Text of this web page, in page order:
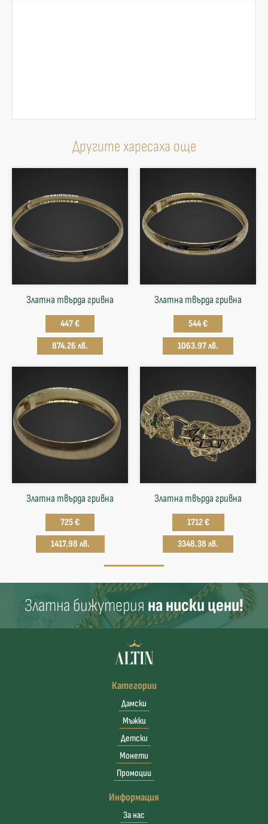
Другите харесаха още
Златна твърда гривнa
447 €
874.26 лв.
Златна твърда гривнa
544 €
1063.97 лв.
Златна твърда гривнa
725 €
1417.98 лв.
Златна твърда гривнa
1712 €
3348.38 лв.
Златна бижутерия на ниски цени!
Категории
Дамски
Мъжки
Детски
Монети
Промоции
Информация
За нас